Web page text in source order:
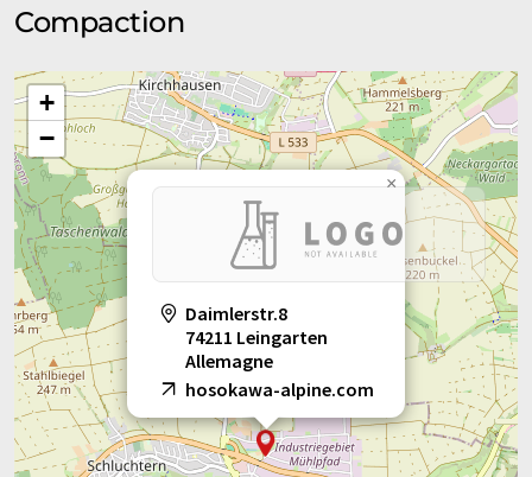
Compaction
Daimlerstr.8
74211 Leingarten
Allemagne
hosokawa-alpine.com
×
+
−